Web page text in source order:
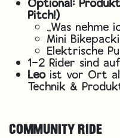
Pitch!)
„Was
Mini
Elektrische
1–2 Rider sind auf
Leo ist vor Ort
Technik &
COMMUNITY RIDE